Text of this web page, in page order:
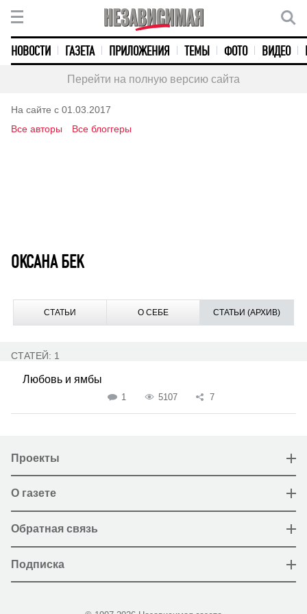
НОВОСТИ ГАЗЕТА ПРИЛОЖЕНИЯ ТЕМЫ ФОТО ВИДЕО
Перейти на полную версию сайта
На сайте с 01.03.2017
Все авторы
Все блоггеры
ОКСАНА БЕК
СТАТЬИ О СЕБЕ СТАТЬИ (АРХИВ)
СТАТЕЙ: 1
Любовь и ямбы
1 5107 7
Проекты
О газете
Обратная связь
Подписка